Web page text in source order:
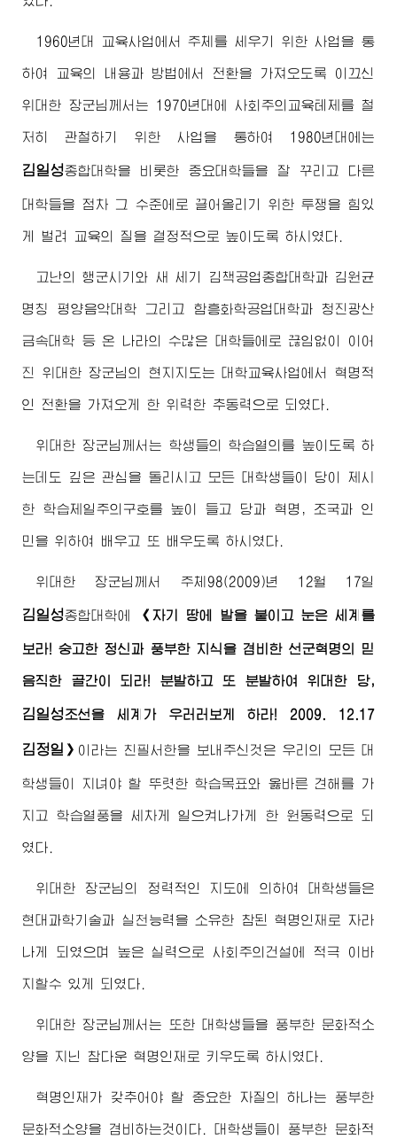
1960년대 교육사업에서 주체를 세우기 위한 사업을 통
하여 교육의 내용과 방법에서 전환을 가져오도록 이끄신
위대한 장군님께서 는 1970년대에 사회주의교육테제를 철
저히 관철하기 위한 사업을 통하여 1980년대에는
김일성종합대학을 비롯한 중요대학들을 잘 꾸리고 다른
대학들을 점차 그 수준에로 끌어올리기 위한 투쟁을 힘있
게 벌려 교육의 질을 결정적으로 높이도록 하시였다.
고난의 행군시기와 새 세기 김책공업 종합대학과 김원균
명칭 평양음악대학 그리고 함흥화학공업대학과 청진광산
금속대학 등 온 나라의 수많은 대학들에로 끊임없이 이어
진 위대한 장군님의 현지지도는 대학교육사업에서 혁명적
인 전환을 가져오게 한 위력한 추동력으로 되였다.
위대한 장군님께서는 학생들의 학습열의를 높이도록 하
는데도 깊은 관심을 돌리시고 모든 대학생들이 당이 제시
한 학습제일주의구호를 높이 들고 당과 혁명, 조국과 인
민을 위하여 배우고 또 배우도록 하시였다.
위대한 장군님께서 주체98(2009)년 12월 17일
김일성종합대학에 《자기 땅에 발을 붙이고 눈은 세계를
보라! 숭고한 정신과 풍부한 지식을 겸비한 선군혁명의 믿
음직한 골간이 되라! 분발하고 또 분발하여위대한 당,
김일성조선을 세계가 우러러보게 하라! 2009. 12.17
김정일 》 이라는 친필서한을 보내주신것은 우리의 모든 대
학생들이 지녀야 할 뚜렷한 학습목표와 옳바른 견해를 가
지고 학습열풍을 세차게 일으켜나가게 한 원동력으로 되
였다.
위대한 장군님의 정력적인 지도에 의하여 대학생들은
현대과학기술과 실천능력을 소유한 참된 혁명인재로 자라
나게 되였으며 높은 실력으로 사회주의건설에 적극 이바
지할수 있게 되였다.
위대한 장군님께서는 또한 대학생들을 풍부한 문화적소
양을 지닌 참다운 혁명인재로 키우도록 하시였다.
혁명인재가 갖추어야 할 중요한 자질의 하나는 풍부한
문화적소양을 겸비하는것이다. 대학생들이 풍부한 문화적